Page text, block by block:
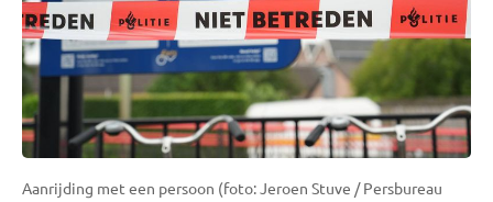
Aanrijding met een persoon (foto: Jeroen Stuve / Persbureau